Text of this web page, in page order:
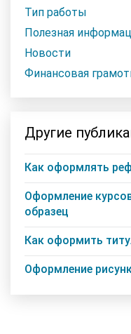
Тип работы
Полезная
Новости
Финансовая
Другие
Как оформлять
Оформление
образец
Как оформить
Оформление